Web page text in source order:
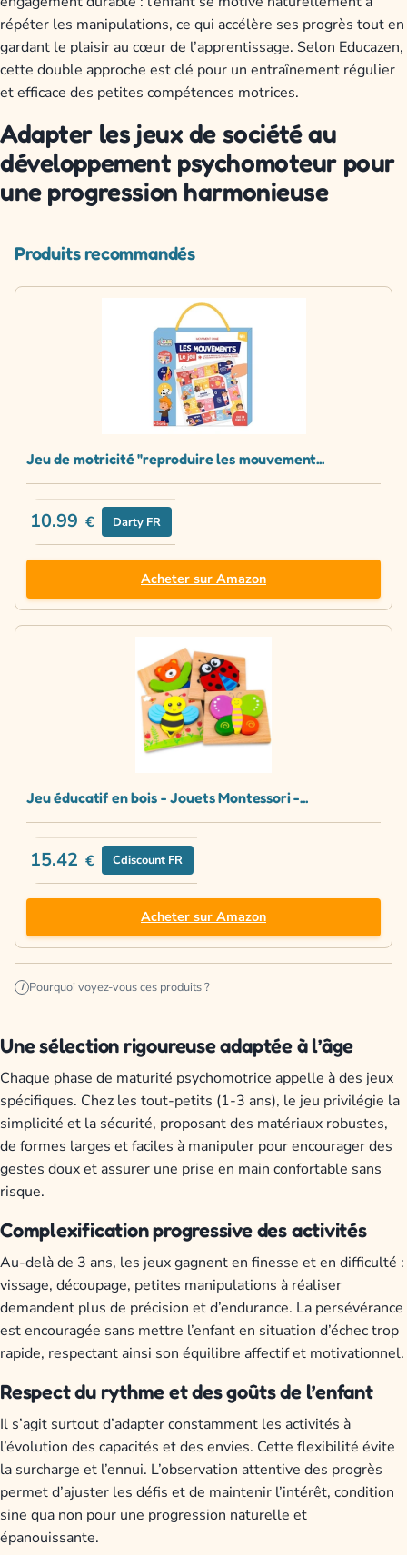
répéter les manipulations, ce qui accélère ses progrès tout en
gardant le plaisir au cœur de l’apprentissage. Selon Educazen,
cette double approche est clé pour un entraînement régulier
et efficace des petites compétences motrices.
Adapter les jeux de société au
développement psychomoteur pour
une progression harmonieuse
Produits recommandés
Jeu de motricité "reproduire les mouvement...
10.99 € Darty FR
Acheter sur Amazon
Jeu éducatif en bois - Jouets Montessori -...
15.42 € Cdiscount FR
Acheter sur Amazon
i Pourquoi voyez-vous ces produits ?
Une sélection rigoureuse adaptée à l’âge
Chaque phase de maturité psychomotrice appelle à des jeux
spécifiques. Chez les tout-petits (1-3 ans), le jeu privilégie la
simplicité et la sécurité, proposant des matériaux robustes,
de formes larges et faciles à manipuler pour encourager des
gestes doux et assurer une prise en main confortable sans
risque.
Complexification progressive des activités
Au-delà de 3 ans, les jeux gagnent en finesse et en difficulté :
vissage, découpage, petites manipulations à réaliser
demandent plus de précision et d’endurance. La persévérance
est encouragée sans mettre l’enfant en situation d’échec trop
rapide, respectant ainsi son équilibre affectif et motivationnel.
Respect du rythme et des goûts de l’enfant
Il s’agit surtout d’adapter constamment les activités à
l’évolution des capacités et des envies. Cette flexibilité évite
la surcharge et l’ennui. L’observation attentive des progrès
permet d’ajuster les défis et de maintenir l’intérêt, condition
sine qua non pour une progression naturelle et
épanouissante.